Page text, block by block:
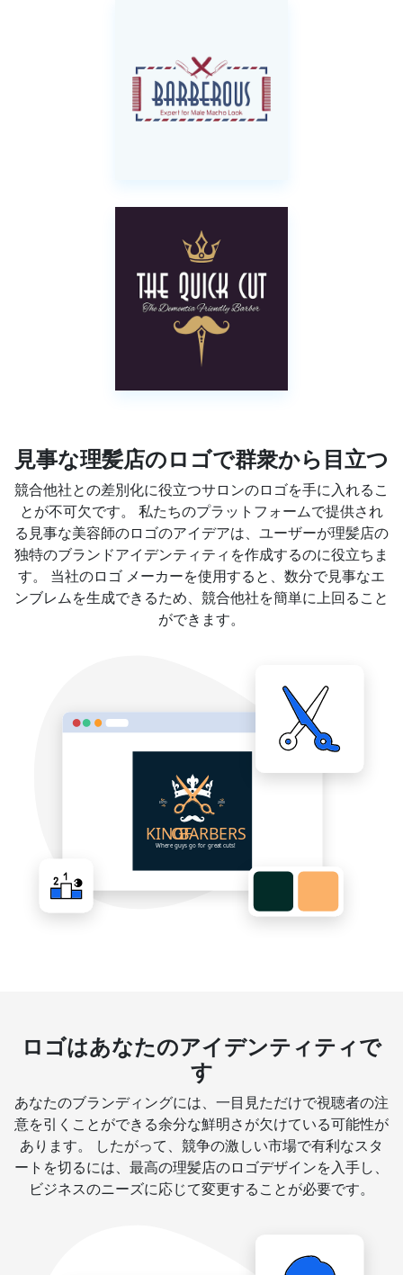
見事な理髪店のロゴで群衆から目立つ
競合他社との差別化に役立つサロンのロゴを手に入れるこ
とが不可欠です。 私たちのプラットフォームで提供され
る見事な美容師のロゴのアイデアは、ユーザーが理髪店の
独特のブランドアイデンティティを作成するのに役立ちま
す。 当社のロゴ メーカーを使用すると、数分で見事なエ
ンブレムを生成できるため、競合他社を簡単に上回ること
ができます。
ロゴはあなたのアイデンティティで
す
あなたのブランディングには、一目見ただけで視聴者の注
意を引くことができる余分な鮮明さが欠けている可能性が
あります。 したがって、競争の激しい市場で有利なスタ
ートを切るには、最高の理髪店のロゴデザインを入手し、
ビジネスのニーズに応じて変更することが必要です。